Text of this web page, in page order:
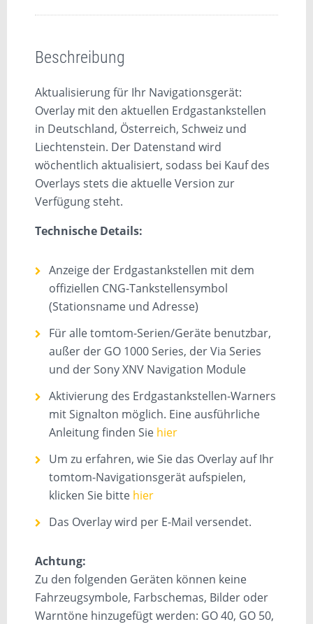
Beschreibung
Aktualisierung für Ihr Navigationsgerät:
Overlay mit den aktuellen Erdgastankstellen
in Deutschland, Österreich, Schweiz und
Liechtenstein. Der Datenstand wird
wöchentlich aktualisiert, sodass bei Kauf des
Overlays stets die aktuelle Version zur
Verfügung steht.
Technische Details:
Anzeige der Erdgastankstellen mit dem
offiziellen CNG-Tankstellensymbol
(Stationsname und Adresse)
Für alle tomtom-Serien/Geräte benutzbar,
außer der GO 1000 Series, der Via Series
und der Sony XNV Navigation Module
Aktivierung des Erdgastankstellen-Warners
mit Signalton möglich. Eine ausführliche
Anleitung finden Sie hier
Um zu erfahren, wie Sie das Overlay auf Ihr
tomtom-Navigationsgerät aufspielen,
klicken Sie bitte hier
Das Overlay wird per E-Mail versendet.
Achtung:
Zu den folgenden Geräten können keine
Fahrzeugsymbole, Farbschemas, Bilder oder
Warntöne hinzugefügt werden: GO 40, GO 50,